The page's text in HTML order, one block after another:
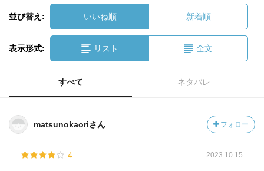
並び替え: いいね順 新着順
表示形式: リスト 全文
すべて ネタバレ
matsunokaoriさん フォロー
4 2023.10.15